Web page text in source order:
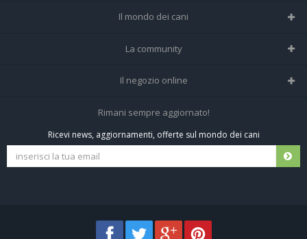
Il mondo dei cani
Tutte le razze
La community
Home
Tutti i cani iscritti
Il negozio online
Negozio per cani
Spedizioni e resi
Rimani sempre aggiornato!
Ricevi news, aggiornamenti, offerte sul mondo dei cani